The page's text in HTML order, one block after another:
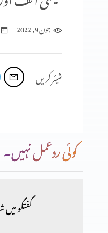
جون 9, 2022
شیئر کریں
کوئی ردعمل نہیں۔
گفتگو